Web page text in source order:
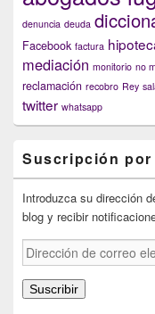
denuncia deuda
Facebook factura
mediación monitorio no
reclamación recobro Rey
twitter whatsapp
Suscripción
Introduzca su dirección
blog y recibir
Dirección
de
correo
electrónico
Suscribir